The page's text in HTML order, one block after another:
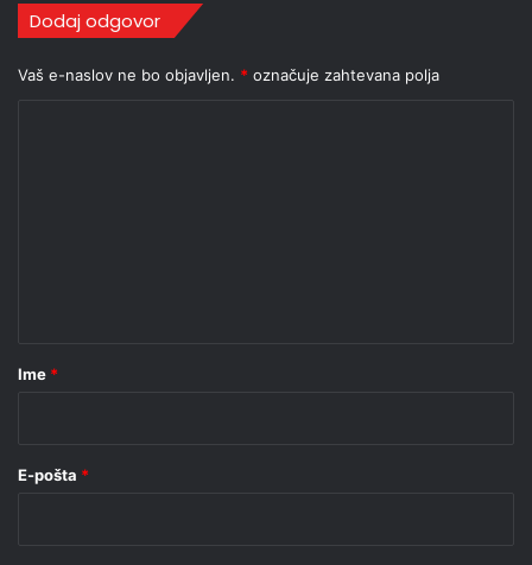
Dodaj odgovor
Vaš e-naslov ne bo objavljen. * označuje zahtevana polja
rIme *
E-pošta *